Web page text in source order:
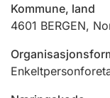
Kommune, land
4601 BERGEN,